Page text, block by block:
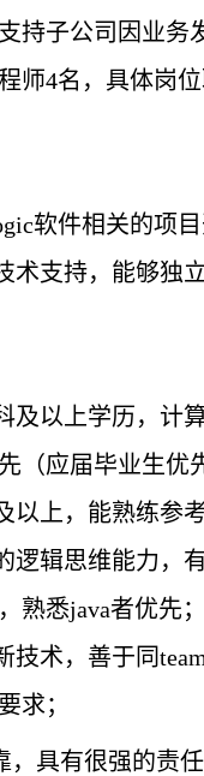
持子公司因业务
师4名，具体岗
软件相关的项目
术支持，能够独
及以上学历，计
（应届毕业生优
以上，能熟练参
逻辑思维能力，
熟悉java者优先；
技术，善于同team
求；
，具有很强的责